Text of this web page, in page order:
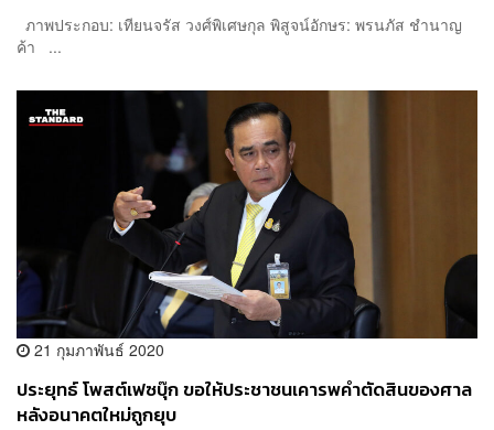
ภาพประกอบ: เทียนจรัส วงศ์พิเศษกุล พิสูจน์อักษร: พรนภัส ชำนาญ
ค้า ...
21 กุมภาพันธ์ 2020
ประยุทธ์ โพสต์เฟซบุ๊ก ขอให้ประชาชนเคารพคำตัดสินของศาล
หลังอนาคตใหม่ถูกยุบ